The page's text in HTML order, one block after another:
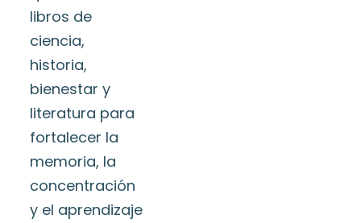
libros de
ciencia,
historia,
bienestar y
literatura para
fortalecer la
memoria, la
concentración
y el aprendizaje